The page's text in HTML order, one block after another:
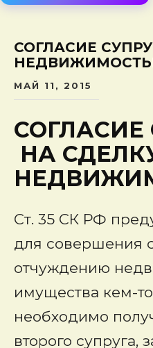
СОГЛАСИЕ
МАЙ 11, 2015
СОГЛАСИЕ
НА
Ст. 35 СК РФ
для совершения
отчуждению
имущества кем-
необходимо
второго супруга,